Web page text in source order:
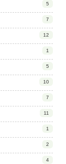
5
7
12
1
5
10
7
11
1
2
4